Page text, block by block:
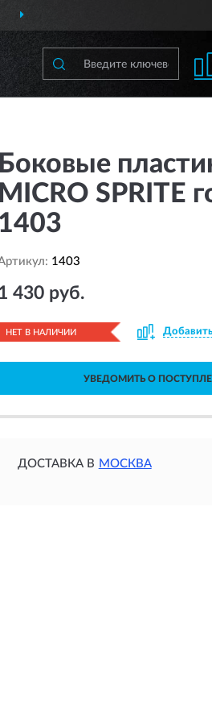
SPRITE
1403
430 руб.
НЕТ В НАЛИЧИИ
УВЕДОМИТЬ О
ДОСТАВКА В МОСКВА